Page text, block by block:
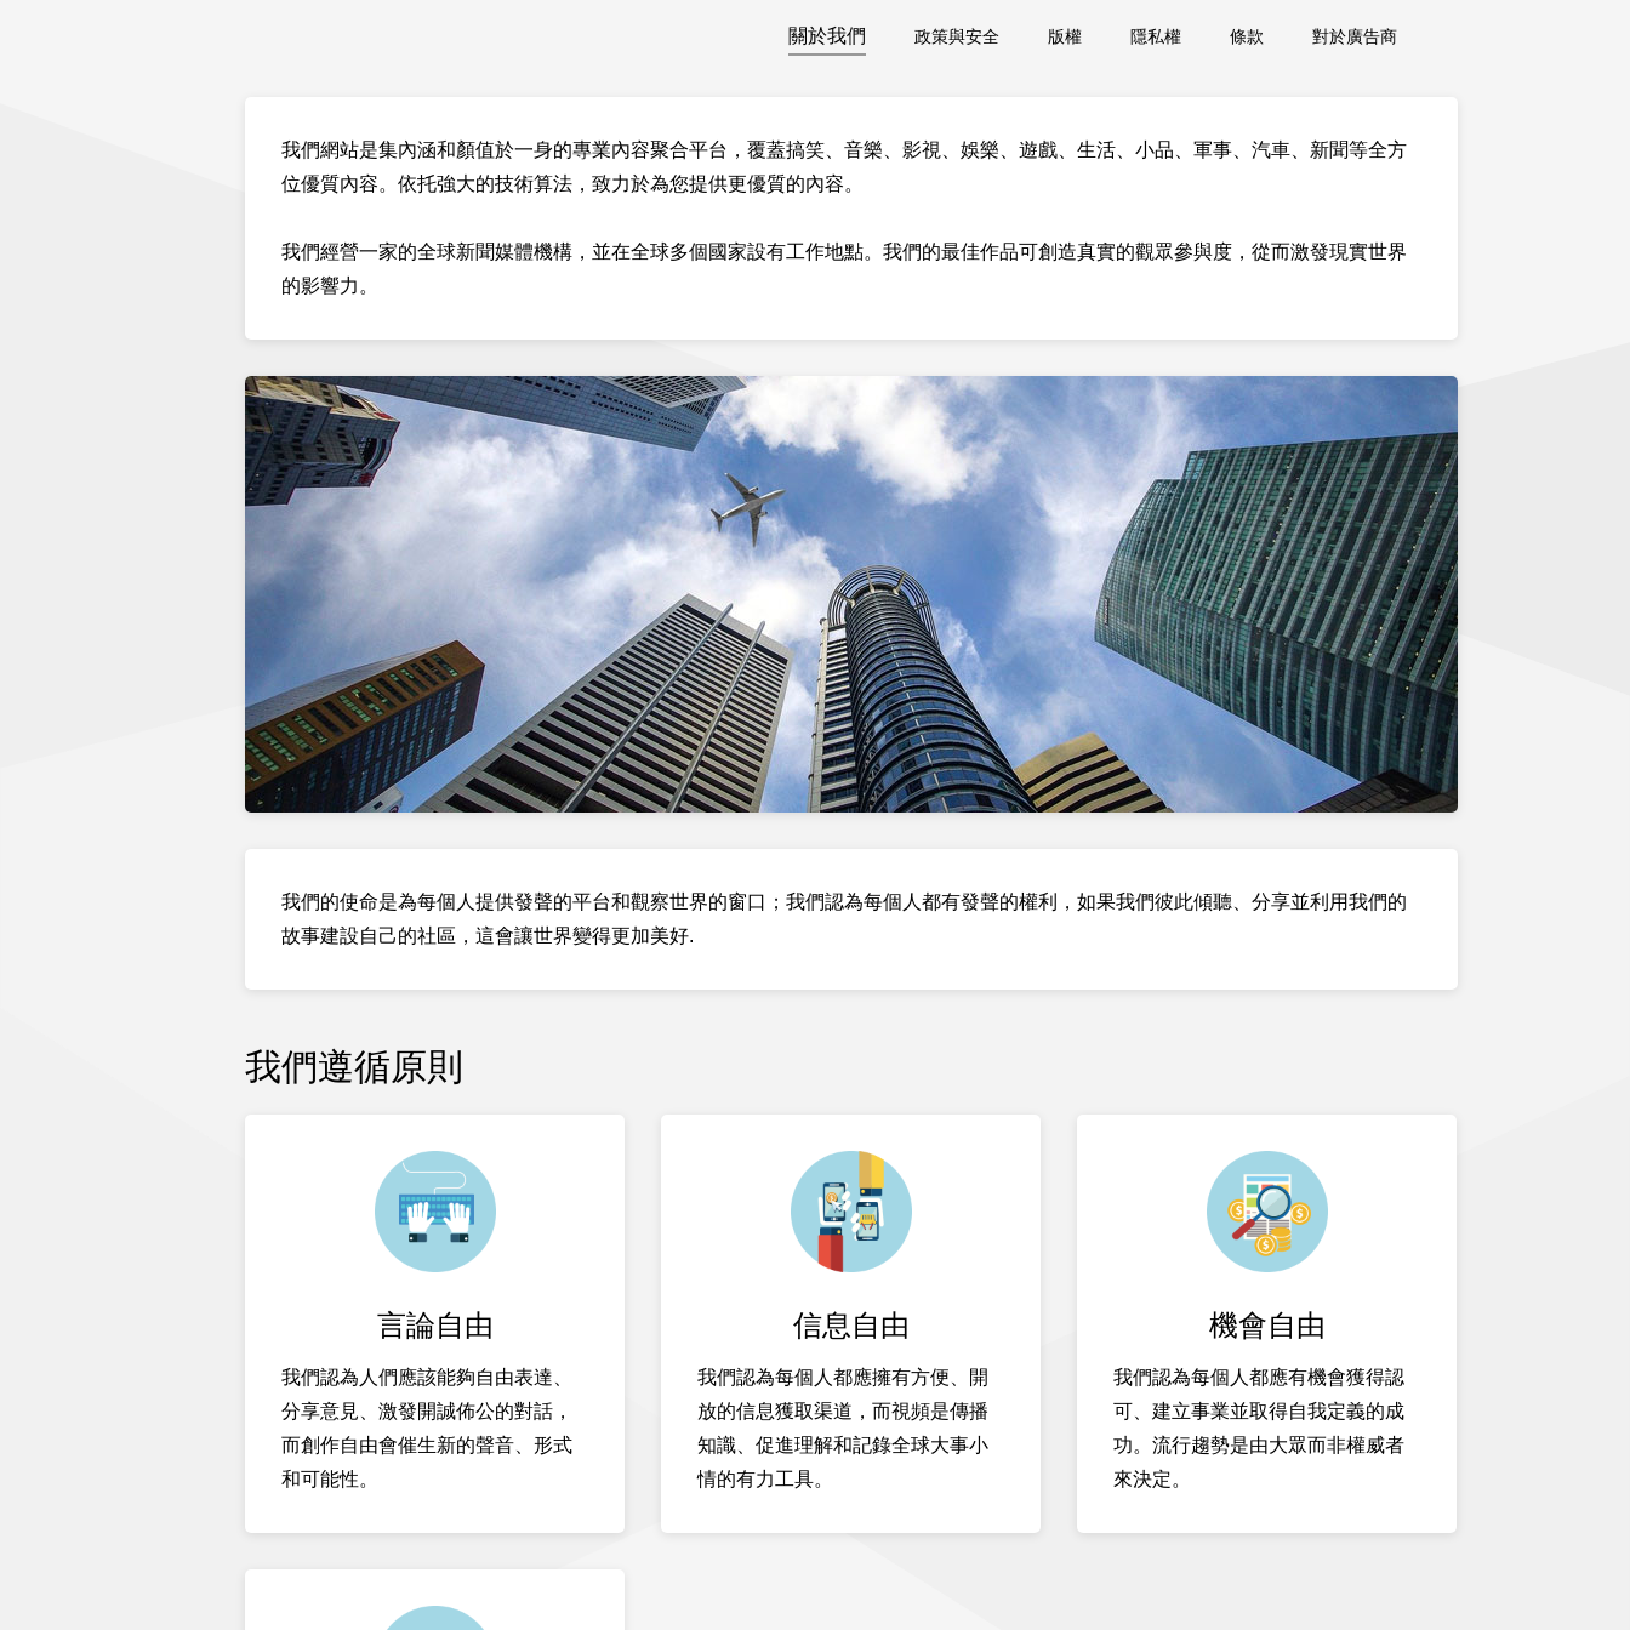
關於我們 政策與安全 版權 隱私權 條款 對於廣告商
我們網站是集內涵和顏值於一身的專業內容聚合平台，覆蓋搞笑、音樂、影視、娛樂、遊戲、生活、小品、軍事、汽車、新聞等全方
位優質內容。依托強大的技術算法，致力於為您提供更優質的內容。
我們經營一家的全球新聞媒體機構，並在全球多個國家設有工作地點。我們的最佳作品可創造真實的觀眾參與度，從而激發現實世界
的影響力。
我們的使命是為每個人提供發聲的平台和觀察世界的窗口；我們認為每個人都有發聲的權利，如果我們彼此傾聽、分享並利用我們的
故事建設自己的社區，這會讓世界變得更加美好.
我們遵循原則
言論自由
我們認為人們應該能夠自由表達、
分享意見、激發開誠佈公的對話，
而創作自由會催生新的聲音、形式
和可能性。
信息自由
我們認為每個人都應擁有方便、開
放的信息獲取渠道，而視頻是傳播
知識、促進理解和記錄全球大事小
情的有力工具。
機會自由
我們認為每個人都應有機會獲得認
可、建立事業並取得自我定義的成
功。流行趨勢是由大眾而非權威者
來決定。